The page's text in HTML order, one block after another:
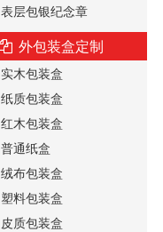
表层包银纪念章
外包装盒定制
实木包装盒
纸质包装盒
红木包装盒
普通纸盒
绒布包装盒
塑料包装盒
皮质包装盒